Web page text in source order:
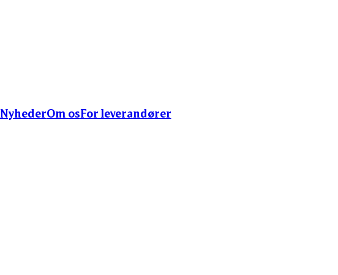
NyhederOm osFor leverandører